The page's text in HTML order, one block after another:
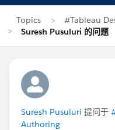
Topics
#Tableau
Suresh Pusuluri 的问题
Suresh Pusuluri 提问于
Authoring